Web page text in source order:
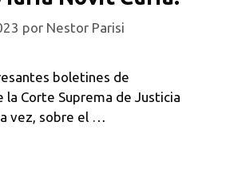
por Nestor Parisi
boletines de
la Corte Suprema de Justicia
vez, sobre el …